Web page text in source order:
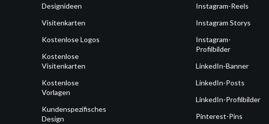
Designideen
Visitenkarten
Kostenlose Logos
Kostenlose
Visitenkarten
Kostenlose
Vorlagen
Kundenspezifisches
Design
Instagram-Reels
Instagram Storys
Instagram-
Profilbilder
LinkedIn-Banner
LinkedIn-Posts
LinkedIn-Profilbilder
Pinterest-Pins